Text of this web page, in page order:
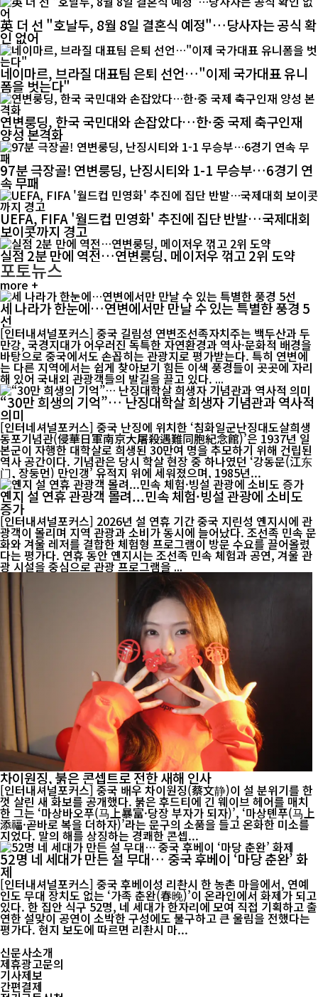
英 더 선 "호날두, 8월 8일 결혼식 예정"…당사자는 공식 확
인 없어
네이마르, 브라질 대표팀 은퇴 선언…"이제 국가대표 유니
폼을 벗는다"
연변룽딩, 한국 국민대와 손잡았다…한·중 국제 축구인재
양성 본격화
97분 극장골! 연변룽딩, 난징시티와 1-1 무승부…6경기 연
속 무패
UEFA, FIFA '월드컵 민영화' 추진에 집단 반발…국제대회
보이콧까지 경고
실점 2분 만에 역전…연변룽딩, 메이저우 꺾고 2위 도약
포토뉴스
more +
세 나라가 한눈에…연변에서만 만날 수 있는 특별한 풍경 5
선
[인터내셔널포커스] 중국 길림성 연변조선족자치주는 백두산과 두
만강, 국경지대가 어우러진 독특한 자연환경과 역사·문화적 배경을
바탕으로 중국에서도 손꼽히는 관광지로 평가받는다. 특히 연변에
는 다른 지역에서는 쉽게 찾아보기 힘든 이색 풍경들이 곳곳에 자리
해 있어 국내외 관광객들의 발길을 끌고 있다. ...
“30만 희생의 기억”… 난징대학살 희생자 기념관과 역사적
의미
[인터네셔널포커스] 중국 난징에 위치한 ‘침화일군난징대도살희생
동포기념관(侵華日軍南京大屠殺遇難同胞紀念館)’은 1937년 일
본군이 자행한 대학살로 희생된 30만여 명을 추모하기 위해 건립된
역사 공간이다. 기념관은 당시 학살 현장 중 하나였던 ‘강동문(江东
门, 장둥먼) 만인갱’ 유적지 위에 세워졌으며, 1985년...
옌지 설 연휴 관광객 몰려...민속 체험·빙설 관광에 소비도
증가
[인터내셔널포커스] 2026년 설 연휴 기간 중국 지린성 옌지시에 관
광객이 몰리며 지역 관광과 소비가 동시에 늘어났다. 조선족 민속 문
화와 겨울 레저를 결합한 체험형 프로그램이 방문 수요를 끌어올렸
다는 평가다. 연휴 동안 옌지시는 조선족 민속 체험과 공연, 겨울 관
광 시설을 중심으로 관광 프로그램을 ...
차이원징, 붉은 콘셉트로 전한 새해 인사
[인터내셔널포커스] 중국 배우 차이원징(蔡文静)이 설 분위기를 한
껏 살린 새 화보를 공개했다. 붉은 후드티에 긴 웨이브 헤어를 매치
한 그는 ‘마상바오푸(马上暴富·당장 부자가 되자)’, ‘마상톈푸(马上
添福·곧바로 복을 더하자)’라는 문구의 소품을 들고 온화한 미소를
지었다. 말의 해를 상징하는 경쾌한 콘셉...
52명 네 세대가 만든 설 무대… 중국 후베이 ‘마당 춘완’ 화
제
[인터내셔널포커스] 중국 후베이성 리촨시 한 농촌 마을에서, 연예
인도 무대 장치도 없는 ‘가족 춘완(春晚)’이 온라인에서 화제가 되고
있다. 한 집안 식구 52명, 네 세대가 한자리에 모여 직접 기획하고 출
연한 설맞이 공연이 소박한 구성에도 불구하고 큰 울림을 전했다는
평가다. 현지 보도에 따르면 리촨시 마...
신문사소개
제휴광고문의
기사제보
간편결제